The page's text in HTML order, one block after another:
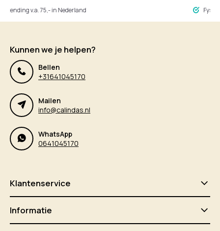
v.a. 75,- in Nederland Fysieke
Kunnen we je helpen?
Bellen
+31641045170
Mailen
info@calindas.nl
WhatsApp
0641045170
Klantenservice
Informatie